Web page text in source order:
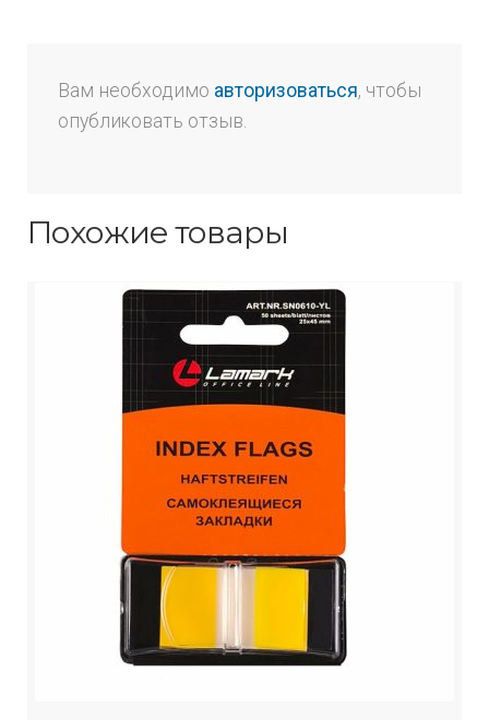
Вам необходимо авторизоваться, чтобы
опубликовать отзыв.
Похожие товары